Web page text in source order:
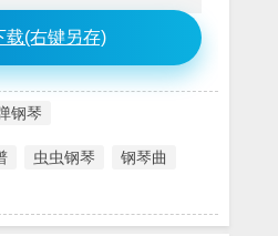
载(右键另存)
钢琴
虫虫钢琴 钢琴曲